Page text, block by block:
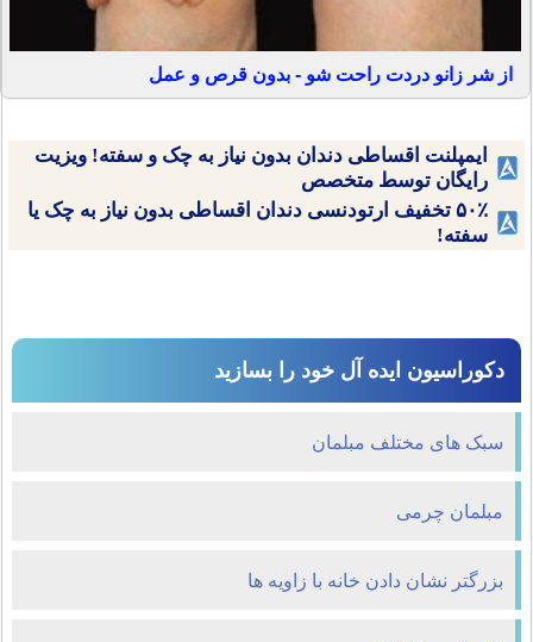
از شر زانو دردت راحت شو - بدون قرص و عمل
ایمپلنت اقساطی دندان بدون نیاز به چک و سفته! ویزیت
رایگان توسط متخصص
۵۰٪ تخفیف ارتودنسی دندان اقساطی بدون نیاز به چک یا
سفته!
دکوراسیون ایده آل خود را بسازید
سبک های مختلف مبلمان
مبلمان چرمی
بزرگتر نشان دادن خانه با زاویه ها